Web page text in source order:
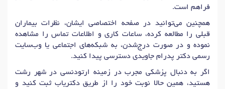
فراهم است.
همچنین می‌توانید در صفحه اختصاصی ایشان، نظرات بیماران
قبلی را مطالعه کرده، ساعات کاری و اطلاعات تماس را مشاهده
نموده و در صورت درج‌شدن، به شبکه‌های اجتماعی یا وب‌سایت
رسمی دکتر پدرام جاویدی دسترسی پیدا کنید.
اگر به دنبال پزشکی مجرب در زمینه ارتودنسی در شهر رشت
هستید، همین حالا نوبت خود را از طریق دکتریاب ثبت کنید و